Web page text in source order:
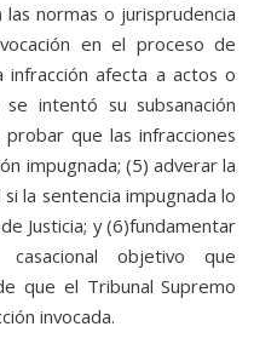
normas o jurisprudencia
en el proceso de
infracción afecta a actos o
intentó su subsanación
que las infracciones
impugnada; (5) adverar la
la sentencia impugnada lo
Justicia; y (6)fundamentar
objetivo que
que el Tribunal Supremo
invocada.